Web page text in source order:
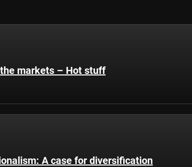
markets – Hot stuff
A case for diversification